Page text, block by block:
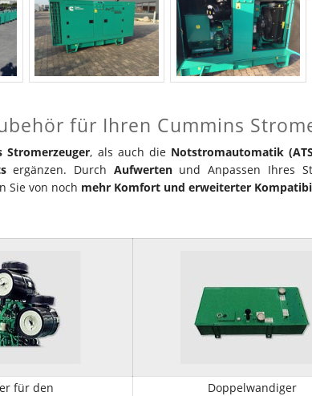
für Ihren Cummins
Stromerzeuger, als auch die Notstromautomatik
ergänzen. Durch Aufwertenund Anpassen Ihres
Sie von noch mehr Komfort und erweiterter
für den
Doppelwandiger